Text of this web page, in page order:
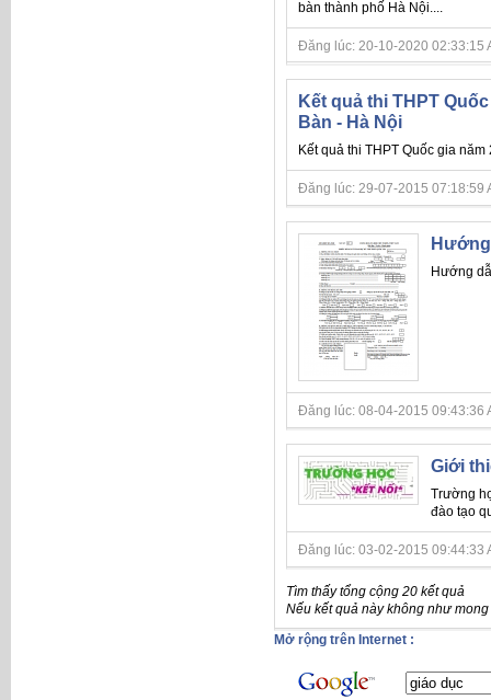
bàn thành phố Hà Nội....
Đăng lúc: 20-10-2020 02:33:15
Kết quả thi THPT
Bàn - Hà Nội
Kết quả thi THPT Quốc gia
Đăng lúc: 29-07-2015 07:18:59
Hướng
Đăng lúc: 08-04-2015 09:43:36
Giới
Trường
đào tạo
Đăng lúc: 03-02-2015 09:44:33
Tìm thấy tổng cộng 20 kết quả
Nếu kết quả này không như
Mở rộng trên Internet :